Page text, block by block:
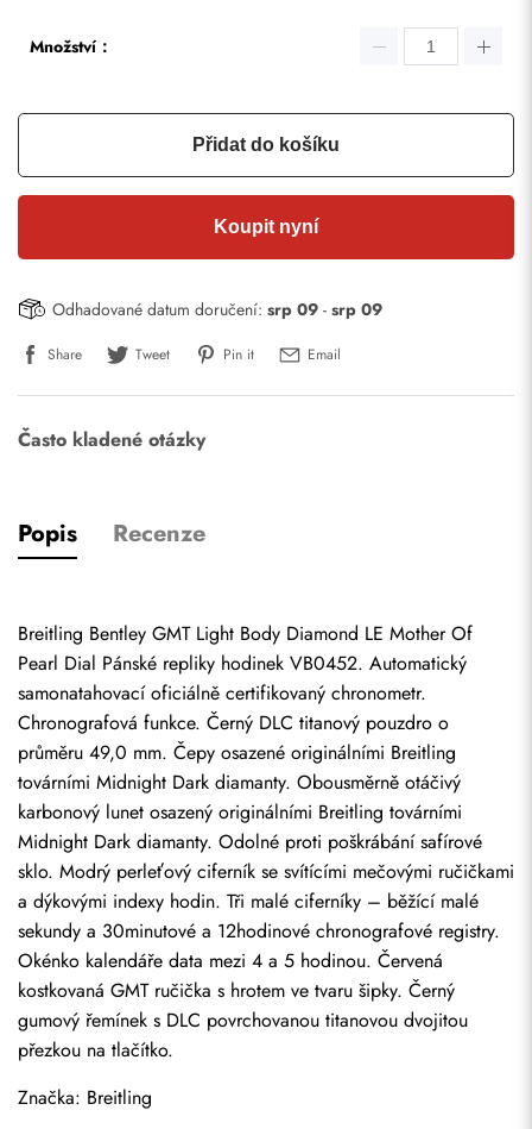
Množství：
Přidat do košíku
Koupit nyní
Odhadované datum doručení: srp 09 - srp 09
Share Tweet Pin it Email
Často kladené otázky
Popis Recenze
Breitling Bentley GMT Light Body Diamond LE Mother Of
Pearl Dial Pánské repliky hodinek VB0452. Automatický
samonatahovací oficiálně certifikovaný chronometr.
Chronografová funkce. Černý DLC titanový pouzdro o
průměru 49,0 mm. Čepy osazené originálními Breitling
továrními Midnight Dark diamanty. Obousměrně otáčivý
karbonový lunet osazený originálními Breitling továrními
Midnight Dark diamanty. Odolné proti poškrábání safírové
sklo. Modrý perleťový ciferník se svítícími mečovými ručičkami
a dýkovými indexy hodin. Tři malé ciferníky – běžící malé
sekundy a 30minutové a 12hodinové chronografové registry.
Okénko kalendáře data mezi 4 a 5 hodinou. Červená
kostkovaná GMT ručička s hrotem ve tvaru šipky. Černý
gumový řemínek s DLC povrchovanou titanovou dvojitou
přezkou na tlačítko.
Značka: Breitling